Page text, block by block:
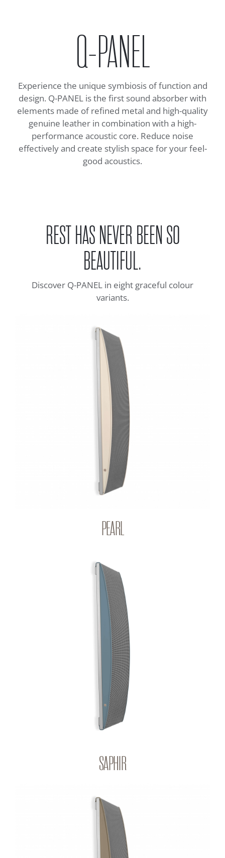
Q-PANEL
Experience the unique symbiosis of function and
design. Q-PANEL is the first sound absorber with
elements made of refined metal and high-quality
genuine leather in combination with a high-
performance acoustic core. Reduce noise
effectively and create stylish space for your feel-
good acoustics.
REST HAS NEVER BEEN SO
BEAUTIFUL.
Discover Q-PANEL in eight graceful colour
variants.
PEARL
PEARL
SAPHIR
Q-PANEL
SAPHIR